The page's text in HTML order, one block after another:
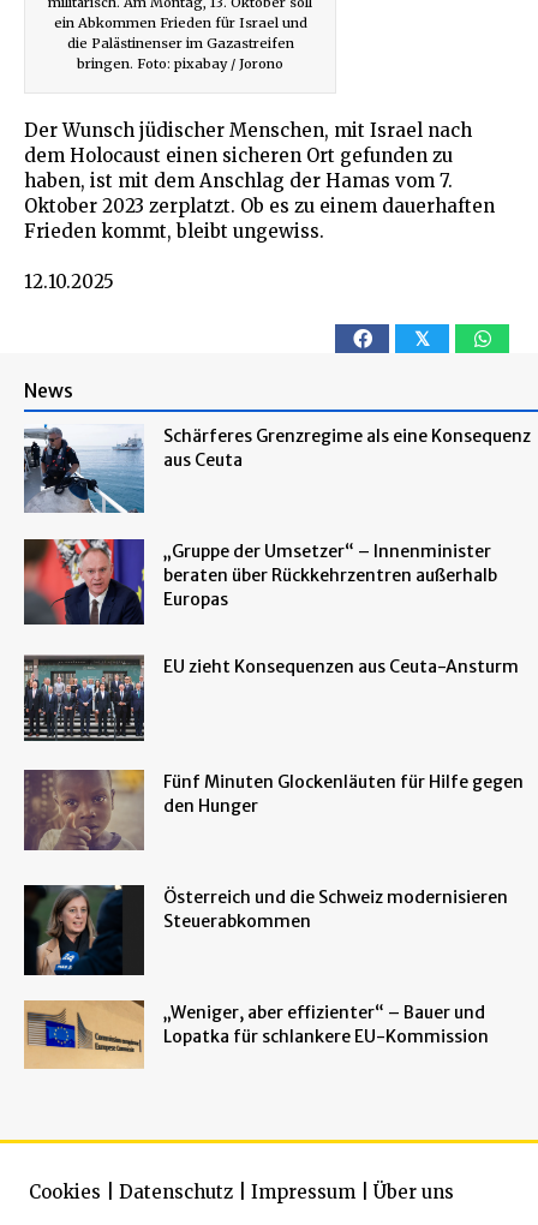
ein Abkommen Frieden für Israel und
die Palästinenser im Gazastreifen
bringen. Foto: pixabay / Jorono
Der Wunsch jüdischer Menschen, mit Israel nach
dem Holocaust einen sicheren Ort gefunden zu
haben, ist mit dem Anschlag der Hamas vom 7.
Oktober 2023 zerplatzt. Ob es zu einem dauerhaften
Frieden kommt, bleibt ungewiss.
12.10.2025
𝕏
News
Schärferes Grenzregime als eine Konsequenz
aus Ceuta
„Gruppe der Umsetzer“ – Innenminister
beraten über Rückkehrzentren außerhalb
Europas
EU zieht Konsequenzen aus Ceuta-Ansturm
Fünf Minuten Glockenläuten für Hilfe gegen
den Hunger
Österreich und die Schweiz modernisieren
Steuerabkommen
„Weniger, aber effizienter“ – Bauer und
Lopatka für schlankere EU-Kommission
Cookies Datenschutz Impressum Über uns